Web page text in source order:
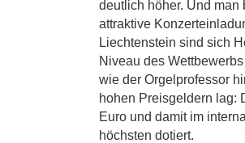
deutlich höher. Und man
attraktive
Liechtenstein sind sich
Niveau des
wie der Orgelprofessor
hohen Preisgeldern lag:
Euro und damit im
höchsten dotiert.